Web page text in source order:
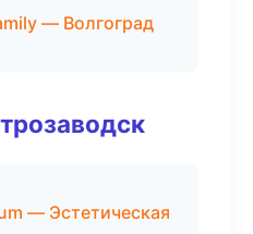
— Волгоград
— Эстетическая